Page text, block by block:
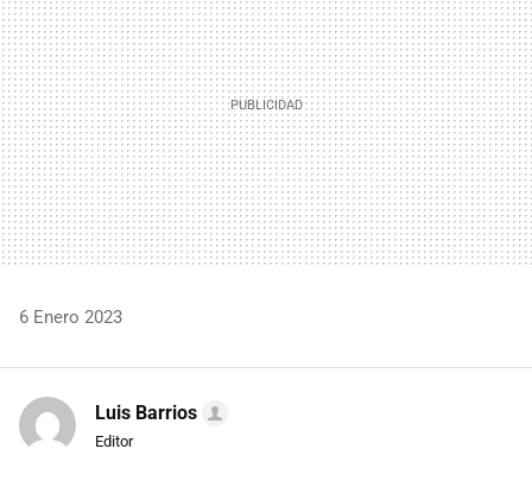
6 Enero 2023
Luis Barrios
Editor